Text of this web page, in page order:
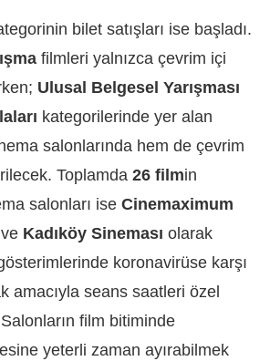
bilet satışları ise başladı.
filmleri yalnızca çevrim içi
Ulusal Belgesel Yarışması
kategorilerinde yer alan
salonlarında hem de çevrim
Toplamda 26 filmin
salonları ise Cinemaximum
ve Kadıköy Sineması olarak
koronavirüse karşı
amacıyla seans saatleri özel
film bitiminde
yeterli zaman ayırabilmek